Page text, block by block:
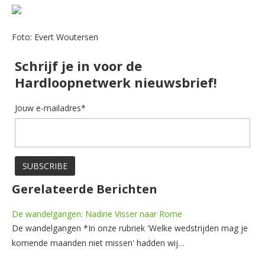
Foto: Evert Woutersen
Schrijf je in voor de
Hardloopnetwerk nieuwsbrief!
Jouw e-mailadres*
Gerelateerde Berichten
De wandelgangen: Nadine Visser naar Rome
De wandelgangen *In onze rubriek 'Welke wedstrijden mag je
komende maanden niet missen' hadden wij…